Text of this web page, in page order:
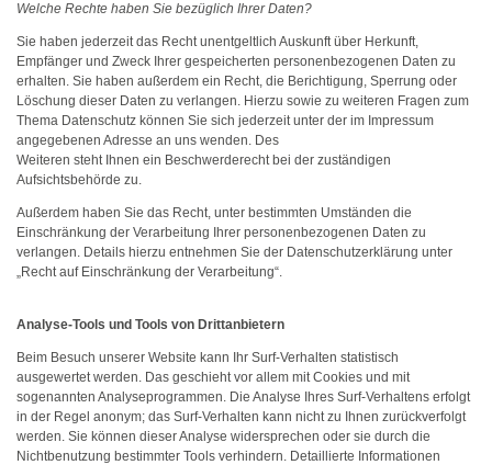
Welche Rechte haben Sie bezüglich Ihrer Daten?
Sie haben jederzeit das Recht unentgeltlich Auskunft über Herkunft,
Empfänger und Zweck Ihrer gespeicherten personenbezogenen Daten zu
erhalten. Sie haben außerdem ein Recht, die Berichtigung, Sperrung oder
Löschung dieser Daten zu verlangen. Hierzu sowie zu weiteren Fragen zum
Thema Datenschutz können Sie sich jederzeit unter der im Impressum
angegebenen Adresse an uns wenden. Des
Weiteren steht Ihnen ein Beschwerderecht bei der zuständigen
Aufsichtsbehörde zu.
Außerdem haben Sie das Recht, unter bestimmten Umständen die
Einschränkung der Verarbeitung Ihrer personenbezogenen Daten zu
verlangen. Details hierzu entnehmen Sie der Datenschutzerklärung unter
„Recht auf Einschränkung der Verarbeitung“.
Analyse-Tools und Tools von Drittanbietern
Beim Besuch unserer Website kann Ihr Surf-Verhalten statistisch
ausgewertet werden. Das geschieht vor allem mit Cookies und mit
sogenannten Analyseprogrammen. Die Analyse Ihres Surf-Verhaltens erfolgt
in der Regel anonym; das Surf-Verhalten kann nicht zu Ihnen zurückverfolgt
werden. Sie können dieser Analyse widersprechen oder sie durch die
Nichtbenutzung bestimmter Tools verhindern. Detaillierte Informationen